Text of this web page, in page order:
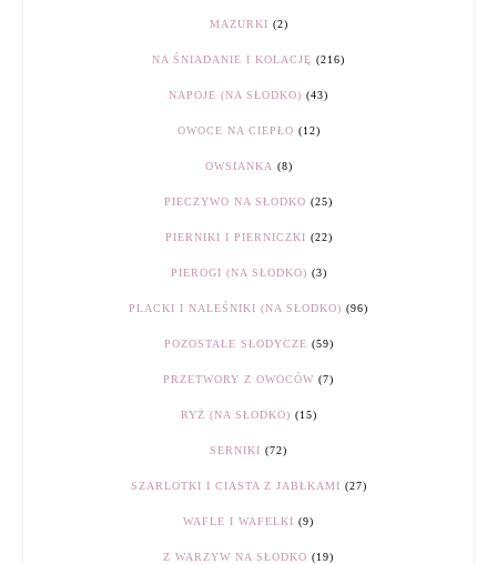
MAZURKI (2)
NA ŚNIADANIE I KOLACJĘ (216)
NAPOJE (NA SŁODKO) (43)
OWOCE NA CIEPŁO (12)
OWSIANKA (8)
PIECZYWO NA SŁODKO (25)
PIERNIKI I PIERNICZKI (22)
PIEROGI (NA SŁODKO) (3)
PLACKI I NALEŚNIKI (NA SŁODKO) (96)
POZOSTAŁE SŁODYCZE (59)
PRZETWORY Z OWOCÓW (7)
RYŻ (NA SŁODKO) (15)
SERNIKI (72)
SZARLOTKI I CIASTA Z JABŁKAMI (27)
WAFLE I WAFELKI (9)
Z WARZYW NA SŁODKO (19)